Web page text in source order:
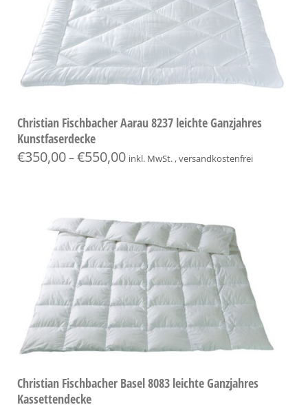
Christian Fischbacher Aarau 8237 leichte Ganzjahres
Kunstfaserdecke
€350,00–€550,00 inkl. MwSt. , versandkostenfrei
Christian Fischbacher Basel 8083 leichte Ganzjahres
Kassettendecke